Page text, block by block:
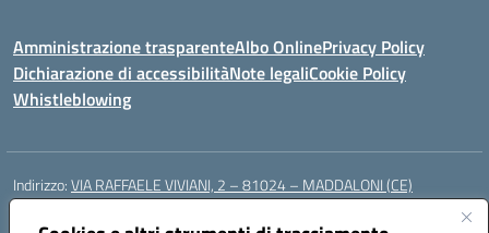
Amministrazione trasparenteAlbo OnlinePrivacy Policy
Dichiarazione di accessibilitàNote legaliCookie Policy
Whistleblowing
Indirizzo:VIA RAFFAELE VIVIANI, 2 – 81024 – MADDALONI (CE)
Centralino: